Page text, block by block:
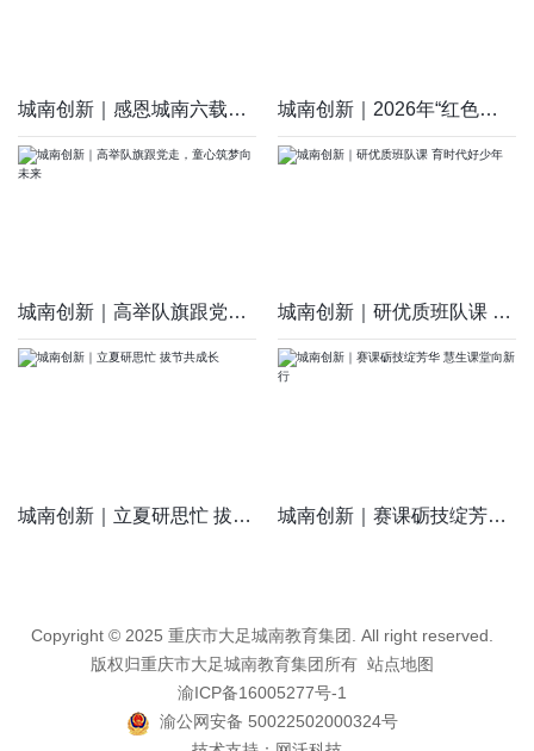
城南创新｜感恩城南六载情 逐梦创新启新程 城南创新｜2026年“红色润童心 快乐庆六一”主题活动圆满落幕
城南创新｜高举队旗跟党走，童心筑梦向未来 城南创新｜研优质班队课 育时代好少年
城南创新｜立夏研思忙 拔节共成长 城南创新｜赛课砺技绽芳华 慧生课堂向新行
Copyright © 2025 重庆市大足城南教育集团. All right reserved.
版权归重庆市大足城南教育集团所有 站点地图
渝ICP备16005277号-1
渝公网安备 50022502000324号